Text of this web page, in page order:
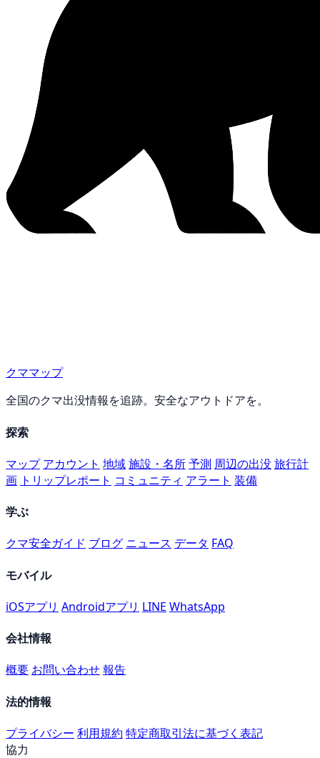
クママップ
全国のクマ出没情報を追跡。安全なアウトドアを。
探索
マップ アカウント 地域施設・名所予測 周辺の出没旅行計
画 トリップレポート コミュニティ アラート 装備
学ぶ
クマ安全ガイド ブログ ニュース データ FAQ
モバイル
iOSアプリ Androidアプリ LINE WhatsApp
会社情報
概要 お問い合わせ報告
法的情報
プライバシー 利用規約 特定商取引法に基づく表記
協力